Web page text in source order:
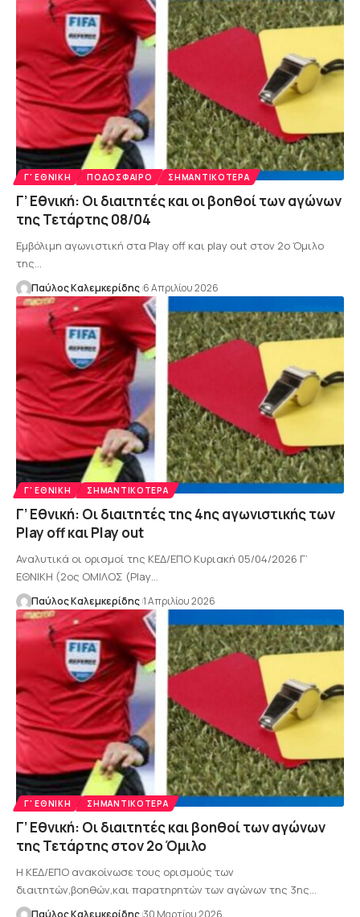
Γ' ΕΘΝΙΚΉ ΠΟΔΌΣΦΑΙΡΟ ΣΗΜΑΝΤΙΚΌΤΕΡΑ
Γ’ Εθνική: Οι διαιτητές και οι βοηθοί των αγώνων
της Τετάρτης 08/04
Εμβόλιμη αγωνιστική στα Play off και play out στον 2ο Όμιλο
της…
Παύλος Καλεμκερίδης 6 Απριλίου 2026
Γ' ΕΘΝΙΚΉ ΣΗΜΑΝΤΙΚΌΤΕΡΑ
Γ’ Εθνική: Οι διαιτητές της 4ης αγωνιστικής των
Play off και Play out
Αναλυτικά οι ορισμοί της ΚΕΔ/ΕΠΟ Κυριακή 05/04/2026 Γ’
ΕΘΝΙΚΗ (2ος ΟΜΙΛΟΣ (Play…
Παύλος Καλεμκερίδης 1 Απριλίου 2026
Γ' ΕΘΝΙΚΉ ΣΗΜΑΝΤΙΚΌΤΕΡΑ
Γ’ Εθνική: Οι διαιτητές και βοηθοί των αγώνων
της Τετάρτης στον 2ο Όμιλο
Η ΚΕΔ/ΕΠΟ ανακοίνωσε τους ορισμούς των
διαιτητών,βοηθών,και παρατηρητών των αγώνων της 3ης…
Παύλος Καλεμκερίδης 30 Μαρτίου 2026